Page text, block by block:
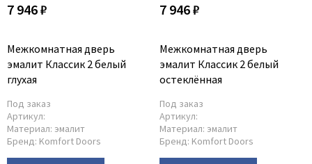
Milyana
Ofram
Optima Porte
Philips
Porta Di Parma
Porte Vista
7 946 ₽
Межкомнатная дверь
эмалит Классик 2 белый
глухая
Под заказ
Артикул:
Материал: эмалит
Бренд: Komfort Doors
7 946 ₽
Межкомнатная дверь
эмалит Классик 2 белый
остеклённая
Под заказ
Артикул:
Материал: эмалит
Бренд: Komfort Doors